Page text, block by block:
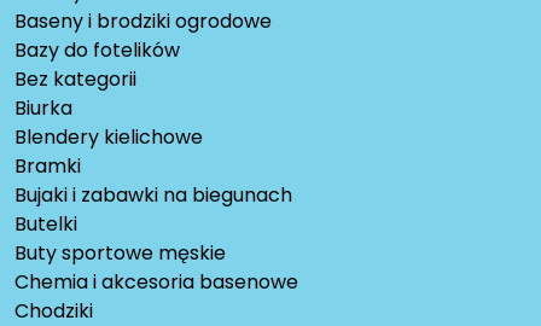
Baseny i brodziki ogrodowe
Bazy do fotelików
Bez kategorii
Biurka
Blendery kielichowe
Bramki
Bujaki i zabawki na biegunach
Butelki
Buty sportowe męskie
Chemia i akcesoria basenowe
Chodziki